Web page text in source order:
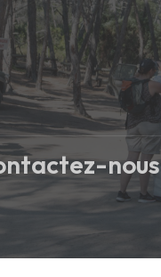
ntactez-nous